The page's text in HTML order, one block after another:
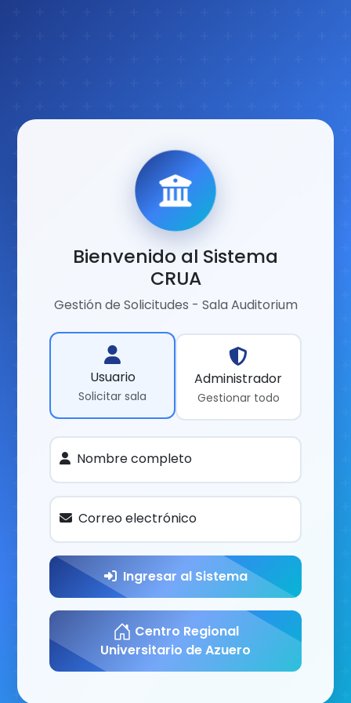
Bienvenido al Sistema
CRUA
Gestión de Solicitudes - Sala Auditorium
Usuario
Solicitar sala
Administrador
Gestionar todo
Nombre completo
Correo electrónico
Ingresar al Sistema
Centro Regional
Universitario de Azuero